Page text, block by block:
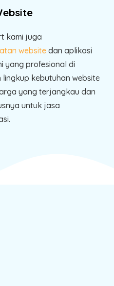
kami juga
websitedan aplikasi
yang profesional di
kebutuhan website
yang terjangkau dan
untuk jasa